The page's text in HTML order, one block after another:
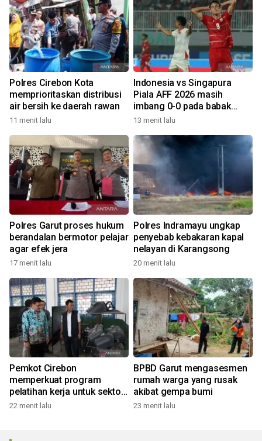
Polres Cirebon Kota
memprioritaskan distribusi
air bersih ke daerah rawan
11 menit lalu
Indonesia vs Singapura
Piala AFF 2026 masih
imbang 0-0 pada babak
pertama
13 menit lalu
Polres Garut proses hukum
berandalan bermotor pelajar
agar efek jera
17 menit lalu
Polres Indramayu ungkap
penyebab kebakaran kapal
nelayan di Karangsong
20 menit lalu
Pemkot Cirebon
memperkuat program
pelatihan kerja untuk sektor
industri
22 menit lalu
BPBD Garut mengasesmen
rumah warga yang rusak
akibat gempa bumi
23 menit lalu